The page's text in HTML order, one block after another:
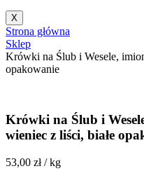
X
Strona główna
Sklep
Krówki na Ślub i Wesele,
opakowanie
Krówki na Ślub i
wieniec z liści, białe
53,00 zł / kg